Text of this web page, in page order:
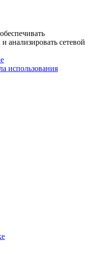
анализировать сетевой
использования